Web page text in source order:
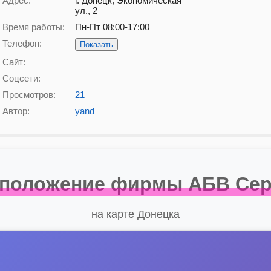
ул., 2
Время работы:
Пн-Пт 08:00-17:00
Телефон:
Показать
Сайт:
Соцсети:
Просмотров:
21
Автор:
yand
фирмы АБВ
на карте Донецка